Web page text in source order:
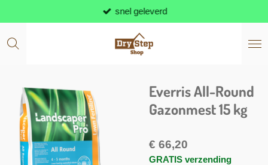
direct
naar
snel geleverd
Everris All-Round
Gazonmest 15 kg
€ 66,20
GRATIS verzending